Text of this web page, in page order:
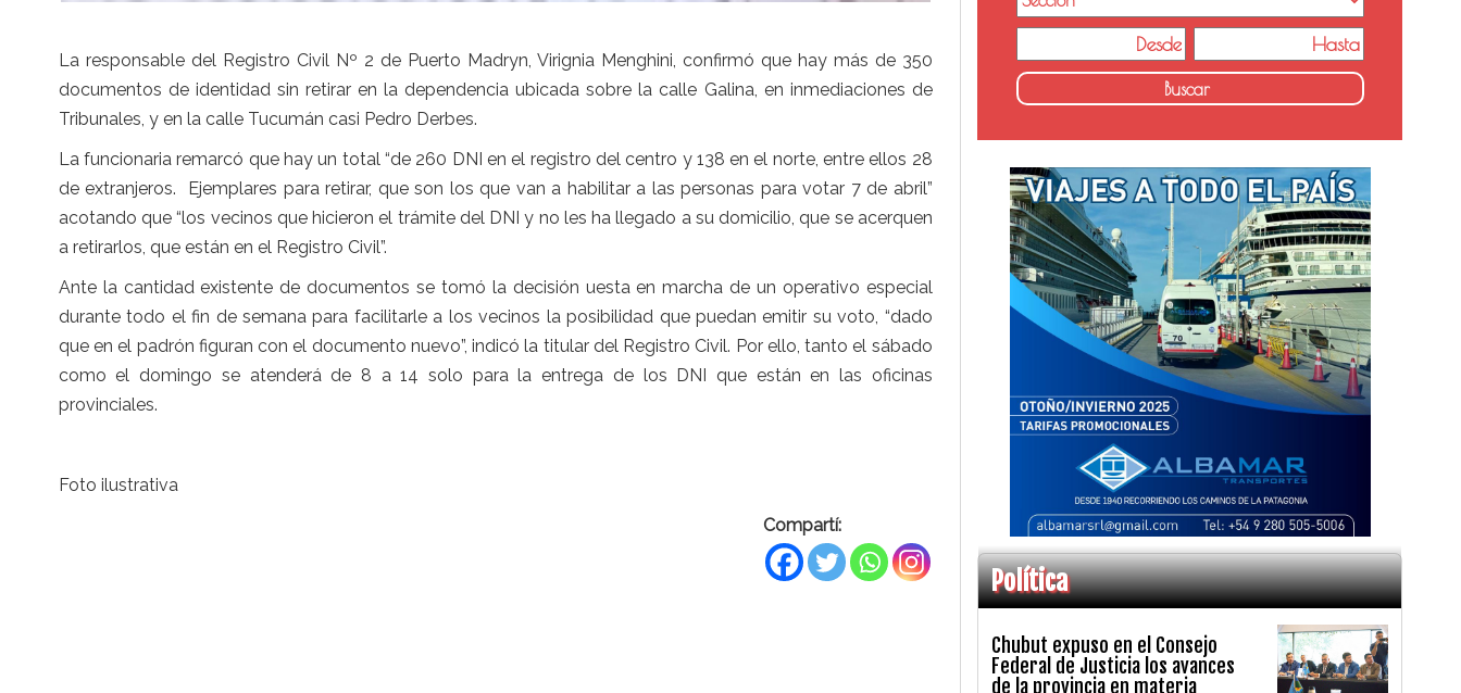
La responsable del Registro Civil Nº 2 de Puerto Madryn, Virignia Menghini, confirmó que hay más de 350
documentos de identidad sin retirar en la dependencia ubicada sobre la calle Galina, en inmediaciones de
Tribunales, y en la calle Tucumán casi Pedro Derbes.
La funcionaria remarcó que hay un total “de 260 DNI en el registro del centro y 138 en el norte, entre ellos 28
de extranjeros. Ejemplares para retirar, que son los que van a habilitar a las personas para votar 7 de abril”
acotando que “los vecinos que hicieron el trámite del DNI y no les ha llegado a su domicilio, que se acerquen
a retirarlos, que están en el Registro Civil”.
Ante la cantidad existente de documentos se tomó la decisión uesta en marcha de un operativo especial
durante todo el fin de semana para facilitarle a los vecinos la posibilidad que puedan emitir su voto, “dado
que en el padrón figuran con el documento nuevo”, indicó la titular del Registro Civil. Por ello, tanto el sábado
como el domingo se atenderá de 8 a 14 solo para la entrega de los DNI que están en las oficinas
provinciales.
Foto ilustrativa
Compartí:
Política
Chubut expuso en el Consejo
Federal de Justicia los avances
de la provincia en materia